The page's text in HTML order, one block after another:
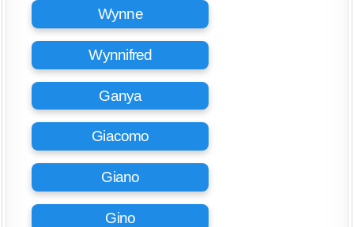
Wynne
Wynnifred
Ganya
Giacomo
Giano
Gino